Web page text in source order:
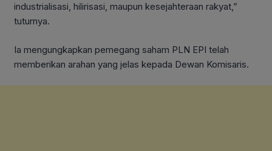
industrialisasi, hilirisasi, maupun kesejahteraan rakyat,”
tuturnya.
Ia mengungkapkan pemegang saham PLN EPI telah
memberikan arahan yang jelas kepada Dewan Komisaris.